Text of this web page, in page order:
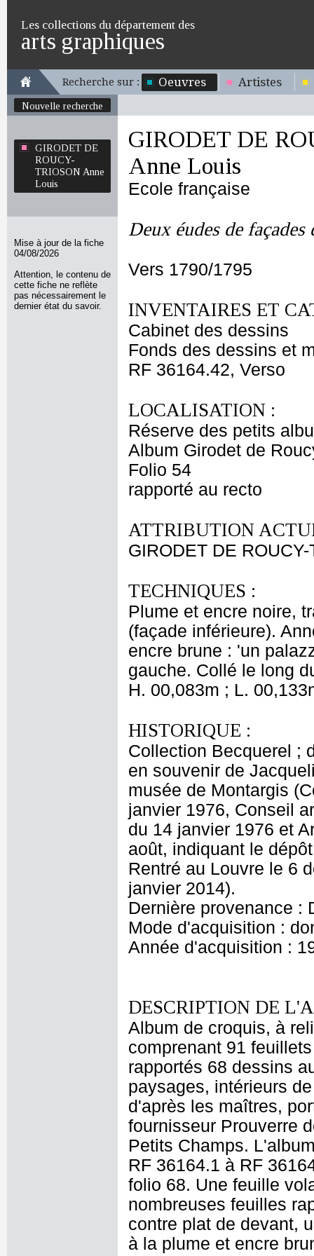
Les collections du département des
arts graphiques
Recherche sur : Oeuvres Artistes
Nouvelle recherche
GIRODET DE
ROUCY-
TRIOSON Anne
Louis
Mise à jour de la fiche
04/08/2026
Attention, le contenu de
cette fiche ne reflète
pas nécessairement le
dernier état du savoir.
GIRODET DE
Anne Louis
Ecole française
Deux éudes de façades
Vers 1790/1795
INVENTAIRES ET
Cabinet des dessins
Fonds des dessins et
RF 36164.42, Verso
LOCALISATION :
Réserve des petits
Album Girodet de
Folio 54
rapporté au recto
ATTRIBUTION
GIRODET DE
TECHNIQUES :
Plume et encre noire,
(façade inférieure).
encre brune : 'un
gauche. Collé le long
H. 00,083m ; L.
HISTORIQUE :
Collection Becquerel ;
en souvenir de
musée de Montargis
janvier 1976, Conseil
du 14 janvier 1976 et
août, indiquant le
Rentré au Louvre le 6
janvier 2014).
Dernière provenance :
Mode d'acquisition :
Année d'acquisition :
DESCRIPTION DE
Album de croquis, à
comprenant 91
rapportés 68 dessins
paysages, intérieurs
d'après les maîtres,
fournisseur Prouverre
Petits Champs.
RF 36164.1 à RF
folio 68. Une feuille
nombreuses feuilles
contre plat de devant,
à la plume et encre